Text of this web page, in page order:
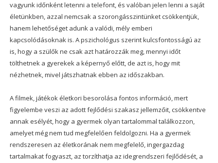
vagyunk időnként letenni a telefont, és valóban jelen lenni a saját
életünkben, azzal nemcsak a szorongásszintünket csökkentjük,
hanem lehetőséget adunk a valódi, mély emberi
kapcsolódásoknak is. A pszichológus szerint kulcsfontosságú az
is, hogy a szülők ne csak azt határozzák meg, mennyi időt
tölthetnek a gyerekek a képernyő előtt, de azt is, hogy mit
nézhetnek, mivel játszhatnak ebben az időszakban.
A filmek, játékok életkori besorolása fontos információ, mert
figyelembe veszi az adott fejlődési szakasz jellemzőit, csökkentve
annak esélyét, hogy a gyermek olyan tartalommal találkozzon,
amelyet még nem tud megfelelően feldolgozni. Ha a gyermek
rendszeresen az életkorának nem megfelelő, ingergazdag
tartalmakat fogyaszt, az torzíthatja az idegrendszeri fejlődését, a